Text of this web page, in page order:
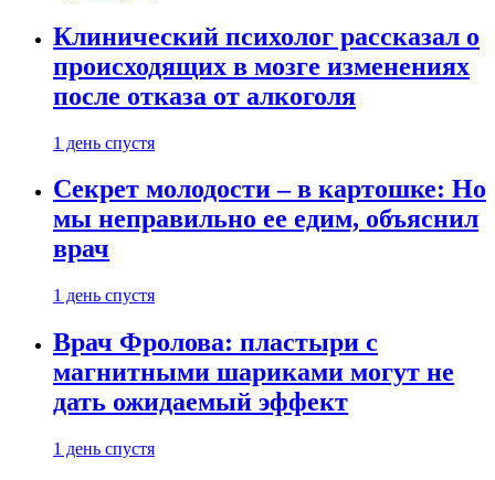
Клинический психолог рассказал о
происходящих в мозге изменениях
после отказа от алкоголя
1 день спустя
Секрет молодости – в картошке: Но
мы неправильно ее едим, объяснил
врач
1 день спустя
Врач Фролова: пластыри с
магнитными шариками могут не
дать ожидаемый эффект
1 день спустя